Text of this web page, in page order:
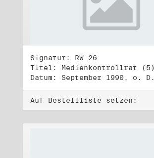
Signatur: RW 26
Titel: Medienkontrollrat (5)
Datum: September 1990, o. D.
Auf Bestellliste setzen: